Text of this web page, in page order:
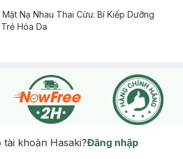
Nạ Nhau Thai Cừu: Bí Kiếp Dưỡng
Hóa Da
tài khoản Hasaki?Đăng nhập